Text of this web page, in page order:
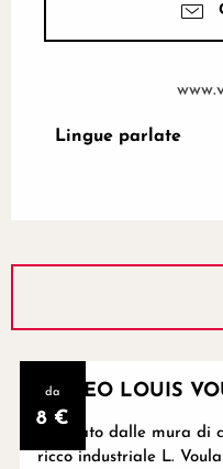
Lingue parlate
Lingue parlate
da
8 €
MUSEO LOUIS
Riparato dalle mura di
ricco industriale L.